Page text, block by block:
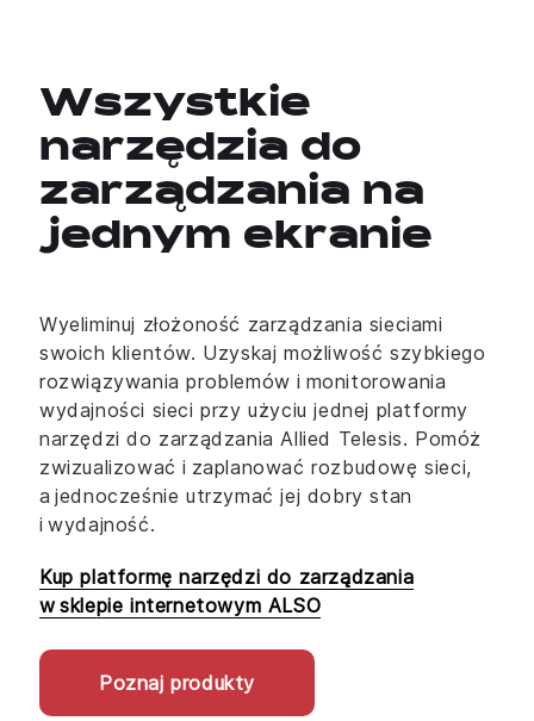
Wszystkie
narzędzia do
zarządzania na
jednym ekranie
Wyeliminuj złożoność zarządzania sieciami
swoich klientów. Uzyskaj możliwość szybkiego
rozwiązywania problemów i monitorowania
wydajności sieci przy użyciu jednej platformy
narzędzi do zarządzania Allied Telesis. Pomóż
zwizualizować i zaplanować rozbudowę sieci,
a jednocześnie utrzymać jej dobry stan
i wydajność.
Kup platformę narzędzi do zarządzania
w sklepie internetowym ALSO
Poznaj produkty